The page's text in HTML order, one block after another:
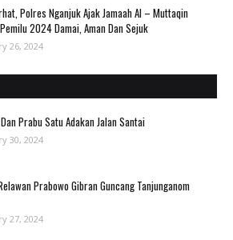
Polres Nganjuk Ajak Jamaah Al – Muttaqin
2024 Damai, Aman Dan Sejuk
26, 2024
Prabu Satu Adakan Jalan Santai
30, 2024
Prabowo Gibran Guncang Tanjunganom
27, 2024